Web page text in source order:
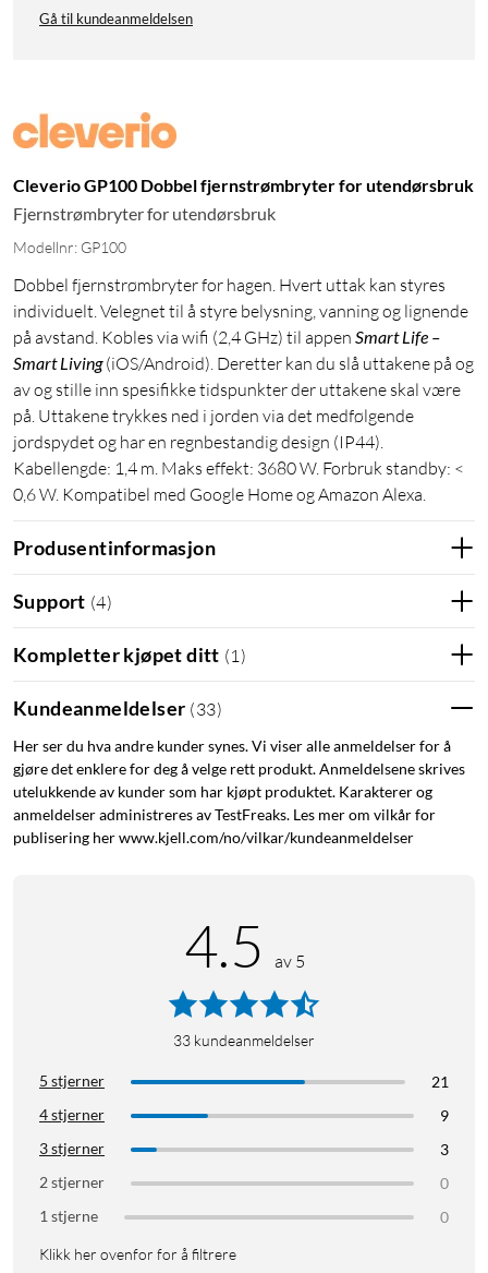
Gå til kundeanmeldelsen
Cleverio GP100 Dobbel fjernstrømbryter for utendørsbruk
Fjernstrømbryter for utendørsbruk
Modellnr: GP100
Dobbel fjernstrømbryter for hagen. Hvert uttak kan styres
individuelt. Velegnet til å styre belysning, vanning og lignende
på avstand. Kobles via wifi (2,4 GHz) til appen Smart Life –
Smart Living(iOS/Android). Deretter kan du slå uttakene på og
av og stille inn spesifikke tidspunkter der uttakene skal være
på. Uttakene trykkes ned i jorden via det medfølgende
jordspydet og har en regnbestandig design (IP44).
Kabellengde: 1,4 m. Maks effekt: 3680 W. Forbruk standby: <
0,6 W. Kompatibel med Google Home og Amazon Alexa.
Produsentinformasjon
Support (4)
Kompletter kjøpet ditt (1 )
Kundeanmeldelser (33)
Her ser du hva andre kunder synes. Vi viser alle anmeldelser for å
gjøre det enklere for deg å velge rett produkt. Anmeldelsene skrives
utelukkende av kunder som har kjøpt produktet. Karakterer og
anmeldelser administreres av TestFreaks. Les mer om vilkår for
publisering her www.kjell.com/no/vilkar/kundeanmeldelser
4.5 av 5
33 kundeanmeldelser
5 stjerner
21
4 stjerner
9
3 stjerner
3
2 stjerner
0
1 stjerne
0
Klikk her ovenfor for å filtrere